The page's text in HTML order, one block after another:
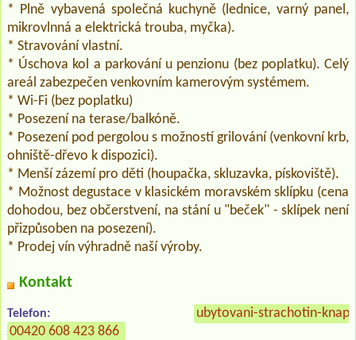
* Plně vybavená společná kuchyně (lednice, varný panel,
mikrovlnná a elektrická trouba, myčka).
* Stravování vlastní.
* Úschova kol a parkování u penzionu (bez poplatku). Celý
areál zabezpečen venkovním kamerovým systémem.
* Wi-Fi (bez poplatku)
* Posezení na terase/balkóně.
* Posezení pod pergolou s možností grilování (venkovní krb,
ohniště-dřevo k dispozici).
* Menší zázemí pro děti (houpačka, skluzavka, pískoviště).
* Možnost degustace v klasickém moravském sklípku (cena
dohodou, bez občerstvení, na stání u "beček" - sklípek není
přizpůsoben na posezení).
* Prodej vín výhradně naší výroby.
Kontakt
Telefon:
00420 608 423 866
ubytovani-strachotin-